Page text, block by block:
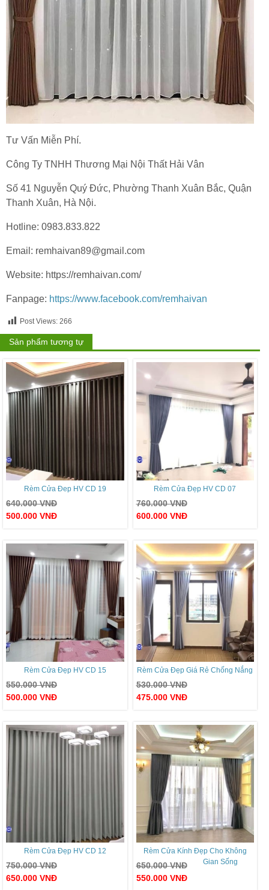
Tư Vấn Miễn Phí.
Công Ty TNHH Thương Mại Nội Thất Hải Vân
Số 41 Nguyễn Quý Đức, Phường Thanh Xuân Bắc, Quận
Thanh Xuân, Hà Nội.
Hotline: 0983.833.822
Email: remhaivan89@gmail.com
Website: https://remhaivan.com/
Fanpage: https://www.facebook.com/remhaivan
Post Views: 266
Sản phẩm tương tự
Rèm Cửa Đep HV CD 19
640.000VNĐ
500.000 VNĐ
Rèm Cửa Đẹp HV CD 07
760.000VNĐ
600.000 VNĐ
Rèm Cửa Đẹp HV CD 15
550.000VNĐ
500.000 VNĐ
Rèm Cửa Đẹp Giá Rẻ Chống Nắng
530.000VNĐ
475.000 VNĐ
Rèm Cửa Đẹp HV CD 12
750.000VNĐ
650.000 VNĐ
Rèm Cửa Kính Đẹp Cho Không
Gian Sống
650.000VNĐ
550.000 VNĐ